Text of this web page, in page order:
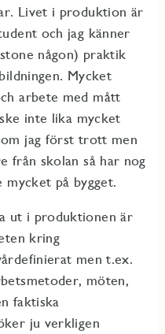
Livet i produktion är
och jag känner
någon) praktik
Mycket
arbete med mått
inte lika mycket
jag först trott men
från skolan så har nog
på bygget.
ut i produktionen är
kring
men t.ex.
möten,
faktiska
ju verkligen